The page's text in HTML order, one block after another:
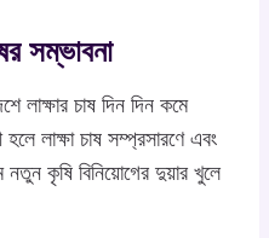
সম্ভাবনা
লাক্ষার চাষ দিন দিন কমে
লাক্ষা চাষ সম্প্রসারণে এবং
নতুন কৃষি বিনিয়োগের দুয়ার খুলে